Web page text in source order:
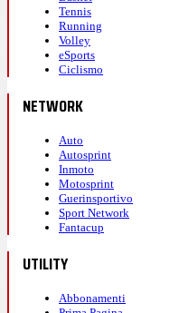
Tennis
Running
Volley
eSports
Ciclismo
NETWORK
Auto
Autosprint
Inmoto
Motosprint
Guerinsportivo
Sport Network
Fantacup
UTILITY
Abbonamenti